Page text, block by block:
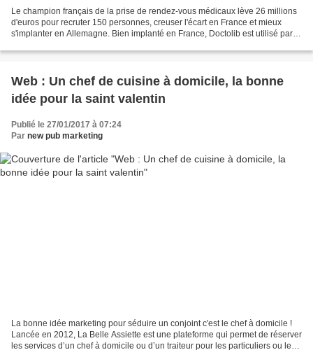
Le champion français de la prise de rendez-vous médicaux lève 26 millions
d'euros pour recruter 150 personnes, creuser l'écart en France et mieux
s'implanter en Allemagne. Bien implanté en France, Doctolib est utilisé par
Web : Un chef de cuisine à domicile, la bonne
idée pour la saint valentin
Publié le 27/01/2017 à 07:24
Par new pub marketing
La bonne idée marketing pour séduire un conjoint c'est le chef à domicile !
Lancée en 2012, La Belle Assiette est une plateforme qui permet de réserver
les services d’un chef à domicile ou d’un traiteur pour les particuliers ou les